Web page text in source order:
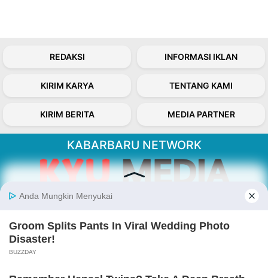
REDAKSI INFORMASI IKLAN
KIRIM KARYA TENTANG KAMI
KIRIM BERITA MEDIA PARTNER
KABARBARU NETWORK